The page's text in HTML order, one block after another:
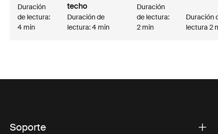
Duración
de lectura:
4 min
techo
Duración de
lectura: 4 min
Duración
de lectura:
2 min
Duración
lectura 2
Soporte